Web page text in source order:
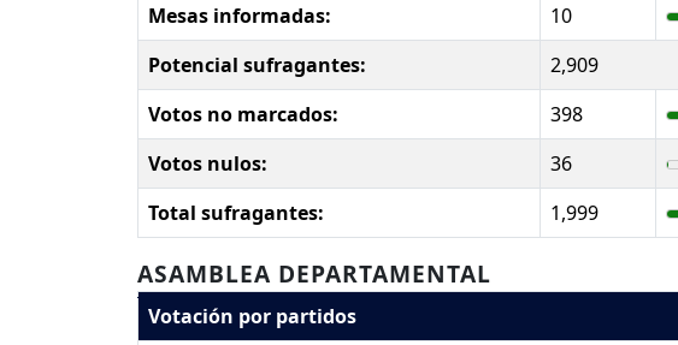
Mesas informadas:
10
Potencial sufragantes:
2,909
Votos no marcados:
398
Votos nulos:
36
Total sufragantes:
1,999
ASAMBLEA DEPARTAMENTAL
Votación por partidos